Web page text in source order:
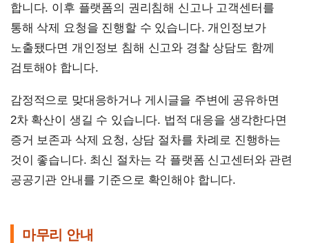
합니다. 이후 플랫폼의 권리침해 신고나 고객센터를
통해 삭제 요청을 진행할 수 있습니다. 개인정보가
노출됐다면 개인정보 침해 신고와 경찰 상담도 함께
검토해야 합니다.
감정적으로 맞대응하거나 게시글을 주변에 공유하면
2차 확산이 생길 수 있습니다. 법적 대응을 생각한다면
증거 보존과 삭제 요청, 상담 절차를 차례로 진행하는
것이 좋습니다. 최신 절차는 각 플랫폼 신고센터와 관련
공공기관 안내를 기준으로 확인해야 합니다.
마무리 안내